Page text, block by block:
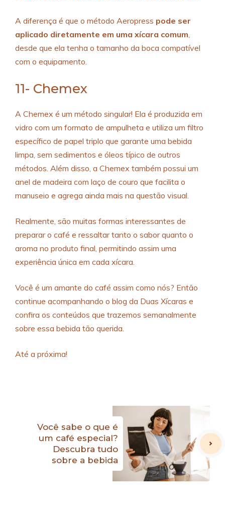
A diferença é que o método Aeropress pode ser
aplicado diretamente em uma xícara comum,
desde que ela tenha o tamanho da boca compatível
com o equipamento.
11- Chemex
A Chemex é um método singular! Ela é produzida em
vidro com um formato de ampulheta e utiliza um filtro
específico de papel triplo que garante uma bebida
limpa, sem sedimentos e óleos típico de outros
métodos. Além disso, a Chemex também possui um
anel de madeira com laço de couro que facilita o
manuseio e agrega ainda mais na questão visual.
Realmente, são muitas formas interessantes de
preparar o café e ressaltar tanto o sabor quanto o
aroma no produto final, permitindo assim uma
experiência única em cada xícara.
Você é um amante do café assim como nós? Então
continue acompanhando o blog da Duas Xícaras e
confira os conteúdos que trazemos semanalmente
sobre essa bebida tão querida.
Até a próxima!
Você sabe o que é
um café especial?
Descubra tudo
sobre a bebida